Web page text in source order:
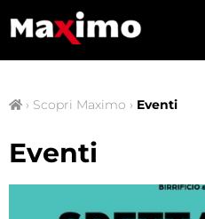
› Scopri Maximo › Eventi
Eventi